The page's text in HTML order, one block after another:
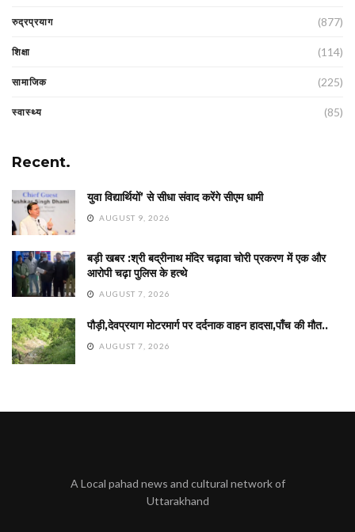
रुद्रप्रयाग (877)
शिक्षा (114)
सामाजिक (225)
स्वास्थ्य (85)
Recent.
युवा विद्यार्थियों’ से सीधा संवाद करेंगे सीएम धामी
AUGUST 9, 2026
बड़ी खबर :श्री बद्रीनाथ मंदिर चढ़ावा चोरी प्रकरण में एक और
आरोपी चढ़ा पुलिस के हत्थे
AUGUST 7, 2026
पौड़ी,देवप्रयाग मोटरमार्ग पर दर्दनाक वाहन हादसा,पाँच की मौत..
AUGUST 7, 2026
A Local pahad news and cultural network of
Uttarakhand